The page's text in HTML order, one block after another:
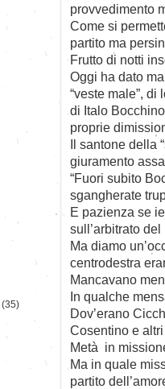
provvedimento
Come si
partito ma
Frutto di notti
Oggi ha dato
“veste male”,
di Italo
proprie
Il santone della
giuramento
“Fuori subito
sgangherate
E pazienza se
sull’arbitrato
Ma diamo
centrodestra
Mancavano
In qualche
Dov’erano
Cosentino e
Metà in
Ma in quale
partito
(35)